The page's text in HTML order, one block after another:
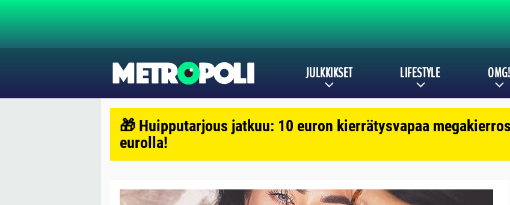
JULKKIKSET LIFESTYLE OMG!
🎁 Huipputarjous jatkuu: 10 euron kierrätysvapaa
eurolla!